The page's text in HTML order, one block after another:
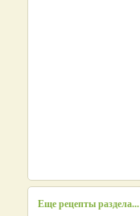
Еще рецепты раздела...